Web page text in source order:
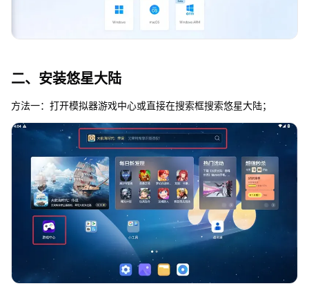
二、安装悠星大陆
方法一：打开模拟器游戏中心或直接在搜索框搜索悠星大陆；